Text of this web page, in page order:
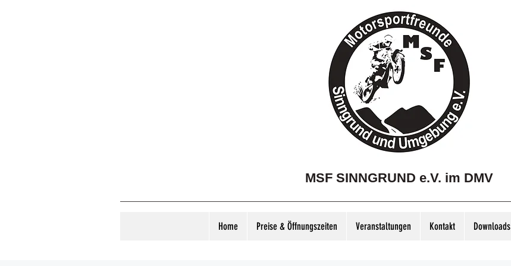
MSF SINNGRUND e.V. im DMV
Home Preise & Öffnungszeiten Veranstaltungen Kontakt Downloads